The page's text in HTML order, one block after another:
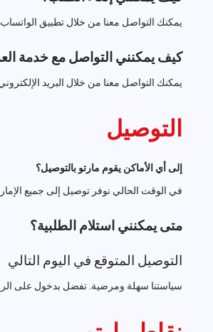
يمكنك التواصل معنا من خلال تطبيق
كيف يمكنني التواصل مع خدمة
يمكنك التواصل معنا من خلال البريد
التوصيل
إلى أي الأماكن يقوم مارتو بالتوصيل؟
في الوقت الحالي نوفر توصيل إلى جميع
متى يمكنني استلام الطلبية؟
التوصيل المتوقع في اليوم التالي
سياستنا سهلة ومرضية. تفضل بدخول على